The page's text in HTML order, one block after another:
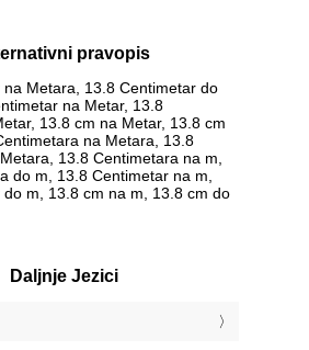
pravopis
Metara, 13.8 Centimetar do
na Metar, 13.8
13.8 cm na Metar, 13.8 cm
na Metara, 13.8
13.8 Centimetara na m,
do m, 13.8 Centimetar na m,
m, 13.8 cm na m, 13.8 cm do
Daljnje Jezici